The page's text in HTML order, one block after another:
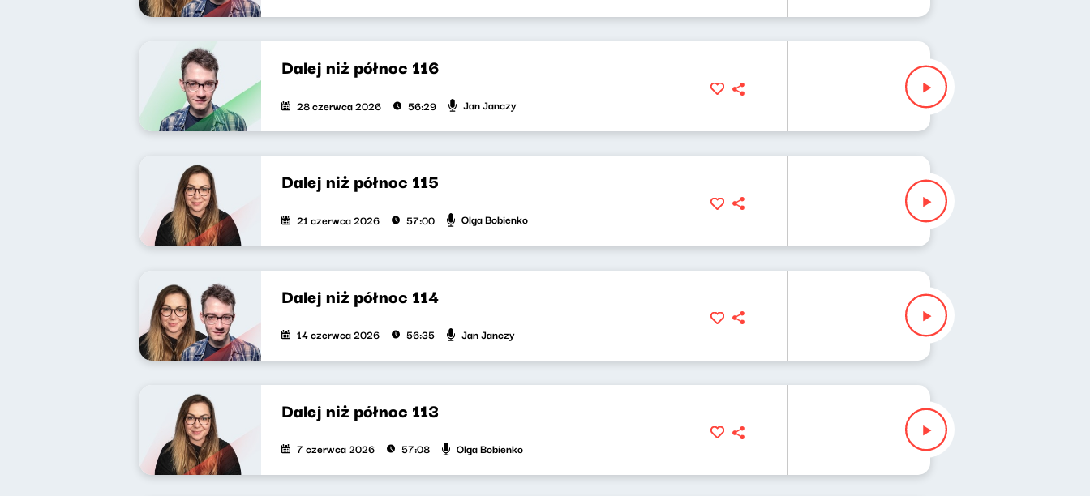
Dalej niż północ 116
28 czerwca 2026 56:29 Jan Janczy
Dalej niż północ 115
21 czerwca 2026 57:00 Olga Bobienko
Dalej niż północ 114
14 czerwca 2026 56:35 Jan Janczy
Dalej niż północ 113
7 czerwca 2026 57:08 Olga Bobienko